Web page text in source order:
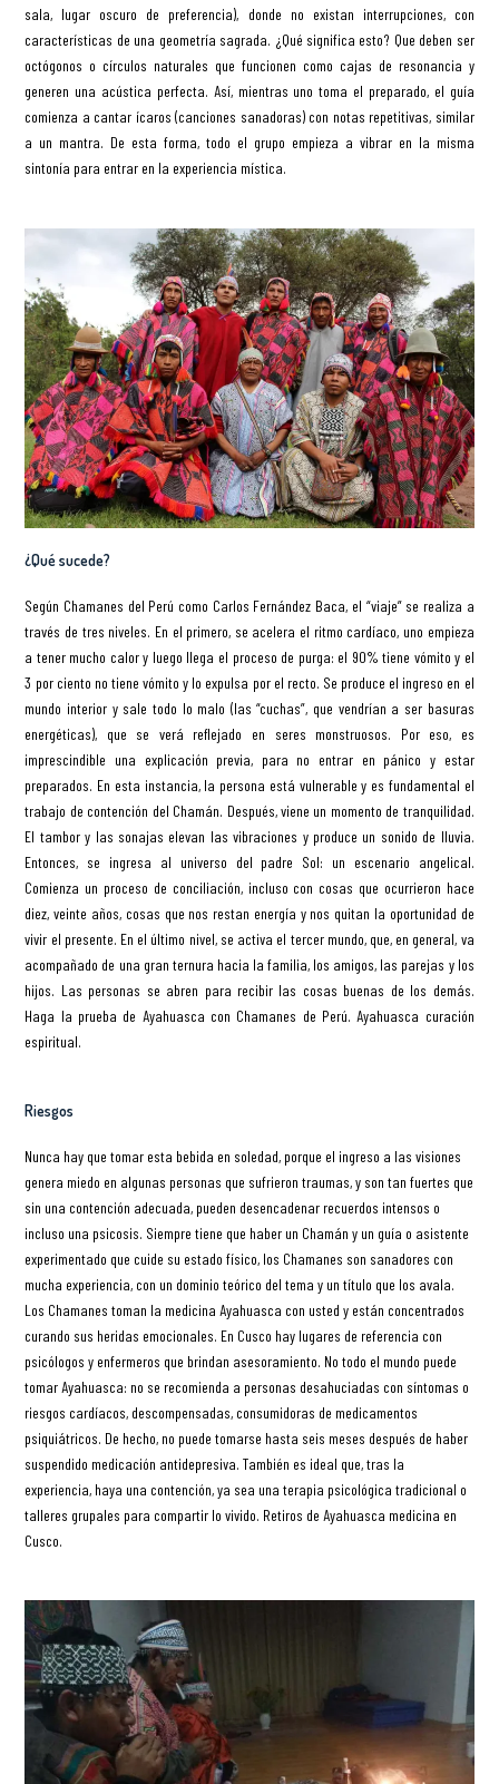
sala, lugar oscuro de preferencia), donde no existan interrupciones, con
características de una geometría sagrada. ¿Qué significa esto? Que deben ser
octógonos o círculos naturales que funcionen como cajas de resonancia y
generen una acústica perfecta. Así, mientras uno toma el preparado, el guía
comienza a cantar ícaros (canciones sanadoras) con notas repetitivas, similar
a un mantra. De esta forma, todo el grupo empieza a vibrar en la misma
sintonía para entrar en la experiencia mística.
¿Qué sucede?
Según Chamanes del Perú como Carlos Fernández Baca, el “viaje” se realiza a
través de tres niveles. En el primero, se acelera el ritmo cardíaco, uno empieza
a tener mucho calor y luego llega el proceso de purga: el 90% tiene vómito y el
3 por ciento no tiene vómito y lo expulsa por el recto. Se produce el ingreso en el
mundo interior y sale todo lo malo (las “cuchas”, que vendrían a ser basuras
energéticas), que se verá reflejado en seres monstruosos. Por eso, es
imprescindible una explicación previa, para no entrar en pánico y estar
preparados. En esta instancia, la persona está vulnerable y es fundamental el
trabajo de contención del Chamán. Después, viene un momento de tranquilidad.
El tambor y las sonajas elevan las vibraciones y produce un sonido de lluvia.
Entonces, se ingresa al universo del padre Sol: un escenario angelical.
Comienza un proceso de conciliación, incluso con cosas que ocurrieron hace
diez, veinte años, cosas que nos restan energía y nos quitan la oportunidad de
vivir el presente. En el último nivel, se activa el tercer mundo, que, en general, va
acompañado de una gran ternura hacia la familia, los amigos, las parejas y los
hijos. Las personas se abren para recibir las cosas buenas de los demás.
Haga la prueba de Ayahuasca con Chamanes de Perú. Ayahuasca curación
espiritual.
Riesgos
Nunca hay que tomar esta bebida en soledad, porque el ingreso a las visiones
genera miedo en algunas personas que sufrieron traumas, y son tan fuertes que
sin una contención adecuada, pueden desencadenar recuerdos intensos o
incluso una psicosis. Siempre tiene que haber un Chamán y un guía o asistente
experimentado que cuide su estado físico, los Chamanes son sanadores con
mucha experiencia, con un dominio teórico del tema y un título que los avala.
Los Chamanes toman la medicina Ayahuasca con usted y están concentrados
curando sus heridas emocionales. En Cusco hay lugares de referencia con
psicólogos y enfermeros que brindan asesoramiento. No todo el mundo puede
tomar Ayahuasca: no se recomienda a personas desahuciadas con síntomas o
riesgos cardíacos, descompensadas, consumidoras de medicamentos
psiquiátricos. De hecho, no puede tomarse hasta seis meses después de haber
suspendido medicación antidepresiva. También es ideal que, tras la
experiencia, haya una contención, ya sea una terapia psicológica tradicional o
talleres grupales para compartir lo vivido. Retiros de Ayahuasca medicina en
Cusco.